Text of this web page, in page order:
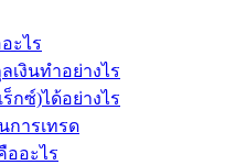
ะไร
เงินทำอย่างไร
ร็กซ์)ได้อย่างไร
การเทรด
ออะไร